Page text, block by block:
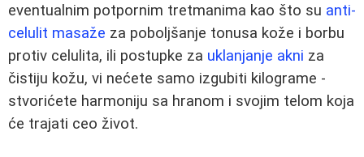
eventualnim potpornim tretmanima kao što su anti-
celulit masaže za poboljšanje tonusa kože i borbu
protiv celulita, ili postupke za uklanjanje akni za
čistiju kožu, vi nećete samo izgubiti kilograme -
stvorićete harmoniju sa hranom i svojim telom koja
će trajati ceo život.